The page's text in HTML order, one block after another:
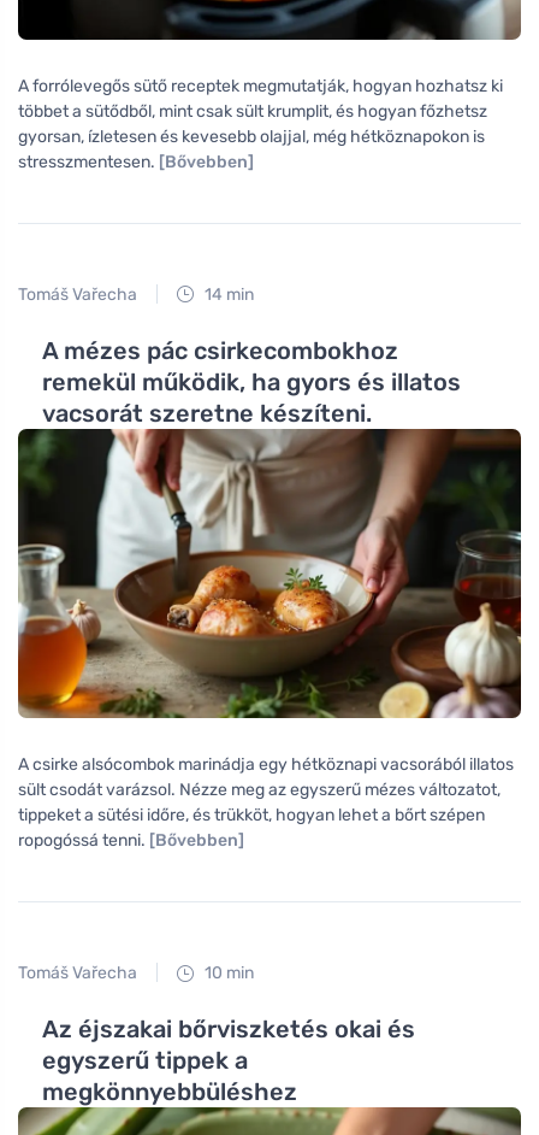
A forrólevegős sütő receptek megmutatják, hogyan hozhatsz ki
többet a sütődből, mint csak sült krumplit, és hogyan főzhetsz
gyorsan, ízletesen és kevesebb olajjal, még hétköznapokon is
stresszmentesen. [Bővebben]
Tomáš Vařecha 14 min
A mézes pác csirkecombokhoz
remekül működik, ha gyors és illatos
vacsorát szeretne készíteni.
A csirke alsócombok marinádja egy hétköznapi vacsorából illatos
sült csodát varázsol. Nézze meg az egyszerű mézes változatot,
tippeket a sütési időre, és trükköt, hogyan lehet a bőrt szépen
ropogóssá tenni. [Bővebben]
Tomáš Vařecha 10 min
Az éjszakai bőrviszketés okai és
egyszerű tippek a
megkönnyebbüléshez